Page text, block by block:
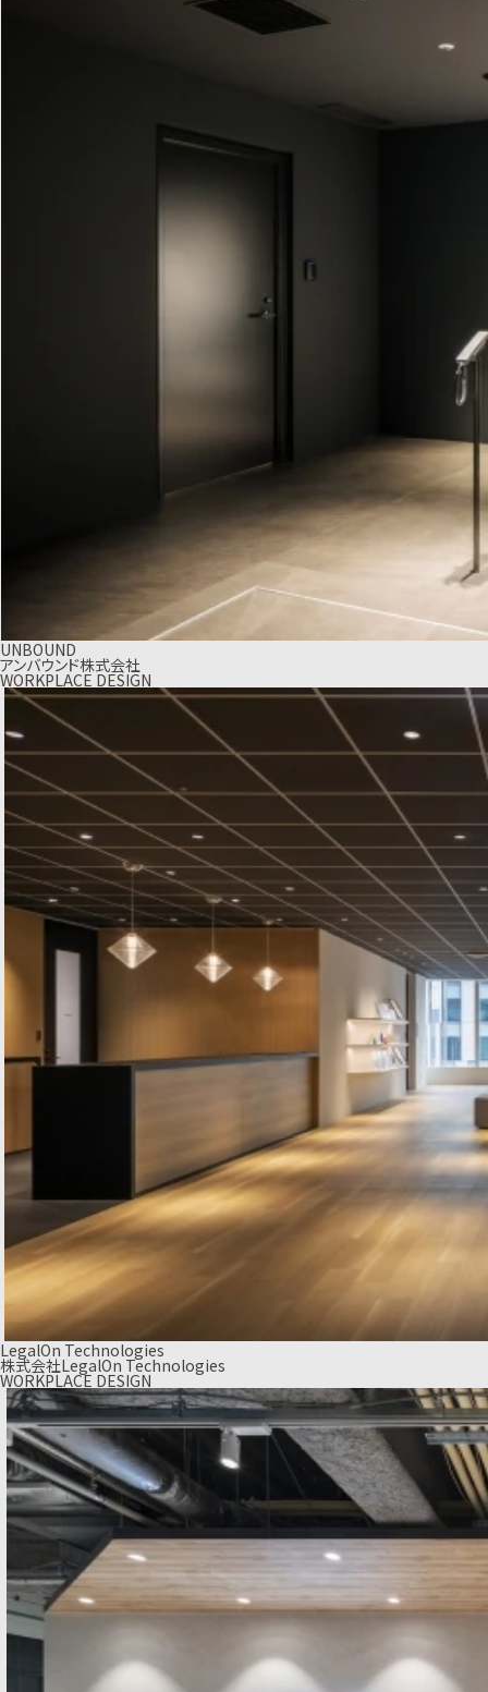
UNBOUND
アンバウンド株式会社
WORKPLACE DESIGN
LegalOn Technologies
株式会社LegalOn Technologies
WORKPLACE DESIGN